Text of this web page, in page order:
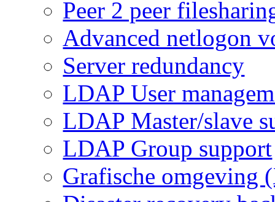
Peer 2 peer
Advanced netlogon
Server redundancy
LDAP User
LDAP Master/slave
LDAP Group support
Grafische omgeving